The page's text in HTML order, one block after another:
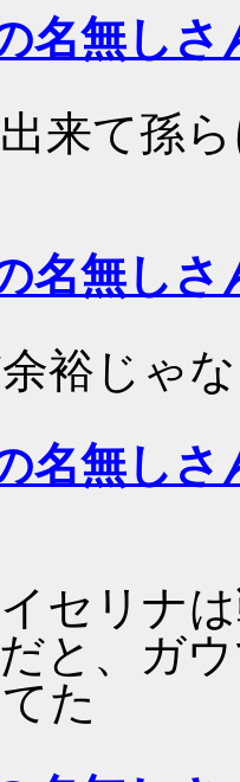
名無しさ
来て孫
名無しさ
裕じゃ
名無しさ
セリナ
と、ガ
た